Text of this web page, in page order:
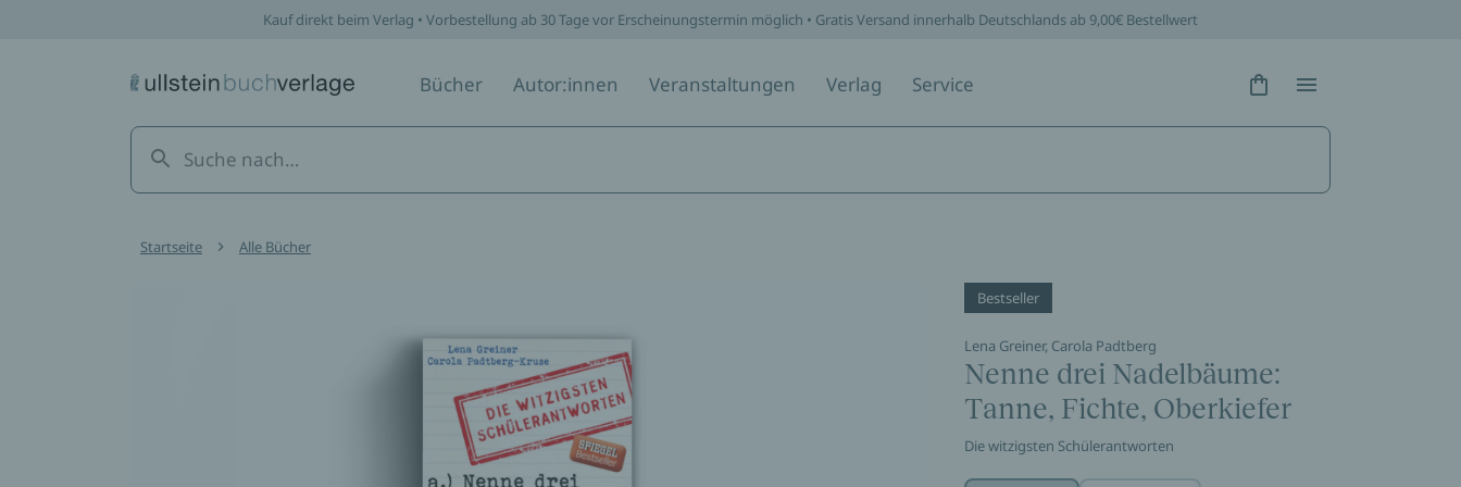
Kauf direkt beim Verlag • Vorbestellung ab 30 Tage vor Erscheinungstermin möglich • Gratis Versand innerhalb Deutschlands ab 9,00€ Bestellwert
Bücher Autor:innen Veranstaltungen Verlag Service Hidden Text
Hidden Text
Startseite Alle Bücher
Bestseller
Lena Greiner, Carola Padtberg
Nenne drei Nadelbäume:
Tanne, Fichte, Oberkiefer
Die witzigsten Schülerantworten